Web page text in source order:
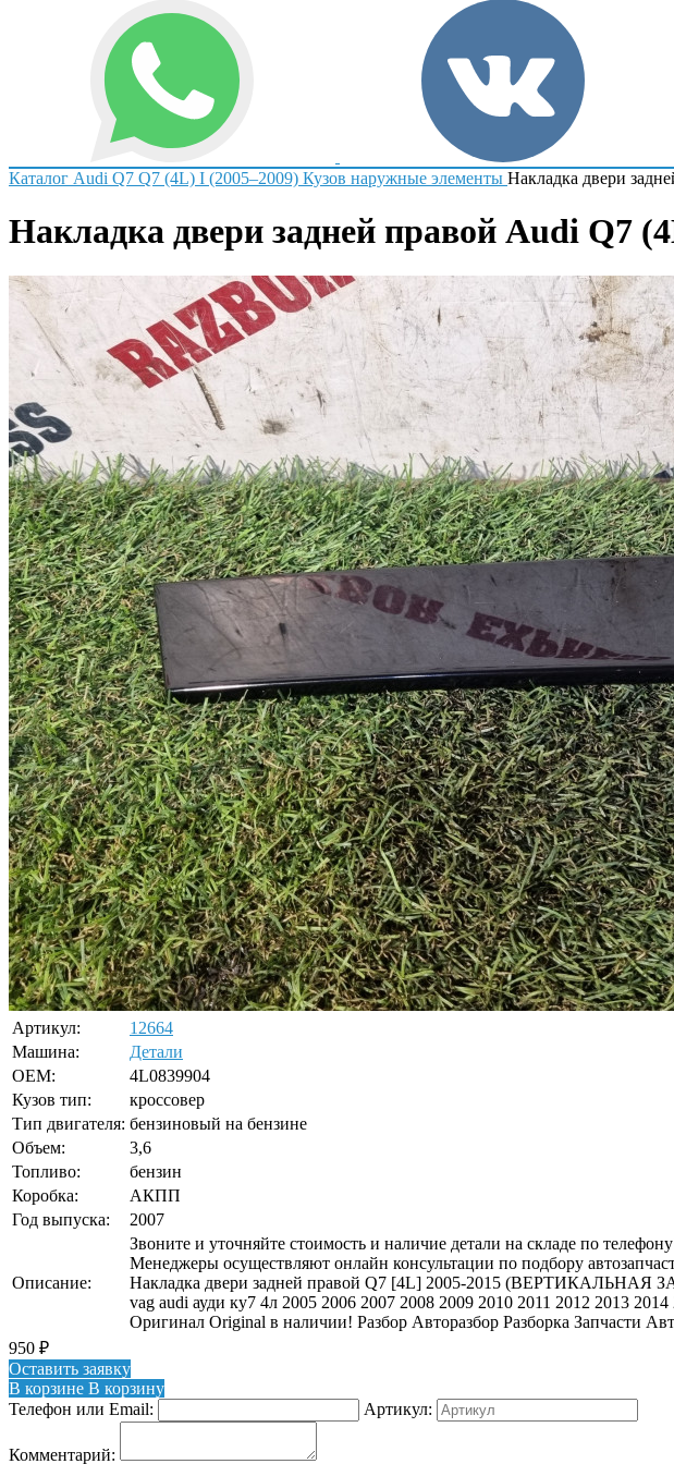
Каталог Audi Q7 Q7 (4L) I (2005–2009) Кузов наружные элементы Накладка двери
Накладка двери задней правой Audi Q7
Артикул:
12664
Машина:
Детали
OEM:
4L0839904
Кузов тип:
кроссовер
Тип двигателя: бензиновый на бензине
Объем:
3,6
Топливо:
бензин
Коробка:
АКПП
Год выпуска:
2007
Описание:
Звоните и уточняйте стоимость и наличие детали на складе по
Менеджеры осуществляют онлайн консультации по подбору
Накладка двери задней правой Q7 [4L] 2005-2015 (ВЕРТИКАЛЬНАЯ
vag audi ауди ку7 4л 2005 2006 2007 2008 2009 2010 2011 2012 2013 2014
Оригинал Original в наличии! Разбор Авторазбор Разборка Запчасти
950 ₽
Оставить заявку
В корзине В корзину
Телефон или Email:
Артикул:
Комментарий: